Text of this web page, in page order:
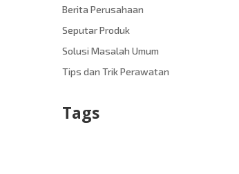
Berita Perusahaan
Seputar Produk
Solusi Masalah Umum
Tips dan Trik Perawatan
Tags